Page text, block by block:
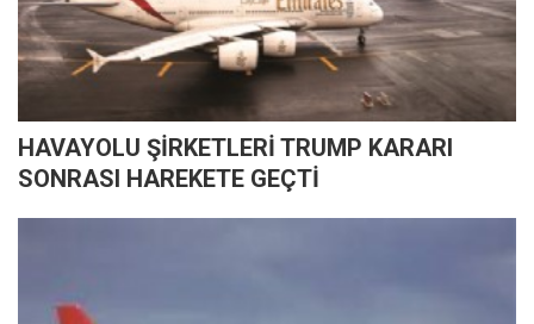
HAVAYOLU ŞİRKETLERİ TRUMP KARARI
SONRASI HAREKETE GEÇTİ